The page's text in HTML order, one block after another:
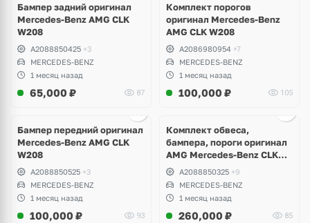
Бампер задний оригинал
Mercedes-Benz AMG CLK
W208
A2088850425 +3
MERCEDES-BENZ
1 месяц назад
65,000 ₽ 87
Комплект порогов
оригинал Mercedes-Benz
AMG CLK W208
A2086980954 +7
MERCEDES-BENZ
1 месяц назад
100,000 ₽ 105
Бампер передний оригинал
Mercedes-Benz AMG CLK
W208
A2088850525 +3
MERCEDES-BENZ
1 месяц назад
100,000 ₽ 93
Комплект обвеса,
бампера, пороги оригинал
AMG Mercedes-Benz CLK
W208A2088850325 +9
MERCEDES-BENZ
1 месяц назад
260,000 ₽ 85